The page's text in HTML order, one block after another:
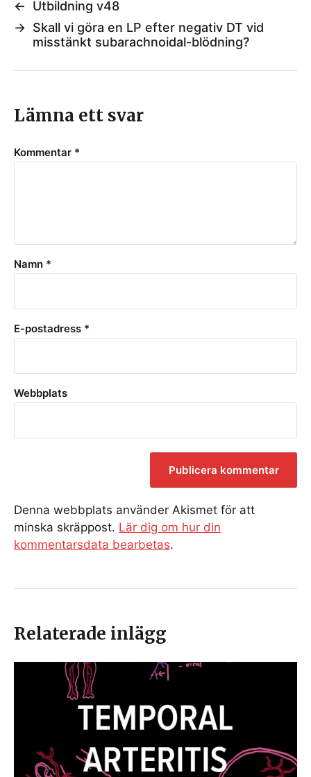
←
Utbildning v48
→ Skall vi göra en LP efter negativ DT vid
misstänkt subarachnoidal-blödning?
Lämna ett svar
Kommentar *
Namn *
E-postadress *
Webbplats
Denna webbplats använder Akismet för att
minska skräppost. Lär dig om hur din
kommentarsdata bearbetas.
Relaterade inlägg